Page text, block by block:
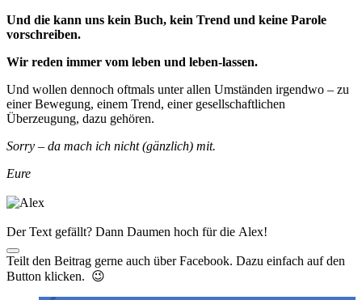
Und die kann uns kein Buch, kein Trend und keine Parole
vorschreiben.
Wir reden immer vom leben und leben-lassen.
Und wollen dennoch oftmals unter allen Umständen irgendwo – zu
einer Bewegung, einem Trend, einer gesellschaftlichen
Überzeugung, dazu gehören.
Sorry – da mach ich nicht (gänzlich) mit.
Eure
Der Text gefällt? Dann Daumen hoch für die Alex!
Teilt den Beitrag gerne auch über Facebook. Dazu einfach auf den
Button klicken. 😉